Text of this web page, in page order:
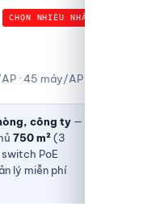
CHỌN NHIỀU NHẤT
· 45 máy/AP
công ty —
750 m²(3
PoE
lý miễn phí